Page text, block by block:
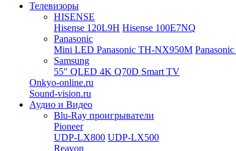
Телевизоры
HISENSE
Hisense 120L9H Hisense 100E7NQ
Panasonic
Mini LED Panasonic TH-NX950M
Samsung
55" QLED 4K Q70D Smart TV
Onkyo-online.ru
Sound-vision.ru
Аудио и Видео
Blu-Ray проигрыватели
Pioneer
UDP-LX800 UDP-LX500
Reavon